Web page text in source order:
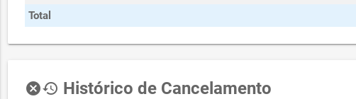
Total
cancelhistory Histórico de Cancelamento